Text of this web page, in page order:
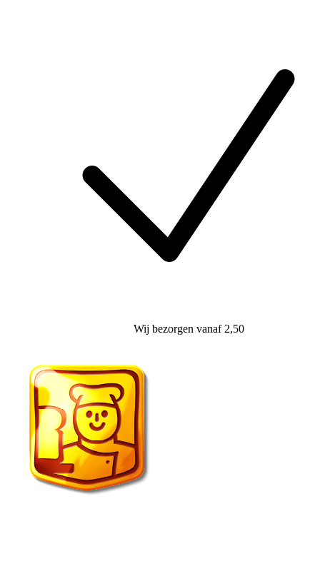
Wij bezorgen vanaf 2,50